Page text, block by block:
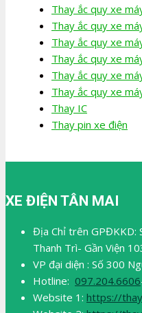
Thay ắc quy xe
Thay ắc quy xe
Thay ắc quy xe
Thay ắc quy xe
Thay ắc quy xe
Thay ắc quy xe
Thay IC
Thay pin xe điện
XE ĐIỆN TÂN MAI
Địa Chỉ trên GPĐKKD:
Thanh Trì- Gần Viện
VP đại diện : Số 300
Hotline: 097.204.6606
Website 1: https://